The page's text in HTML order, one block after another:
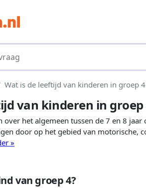
Wat is de leeftijd van kinderen in groep
van kinderen in groep
over het algemeen tussen de 7 en 8 jaar
door op het gebied van motorische,
»
van groep 4?